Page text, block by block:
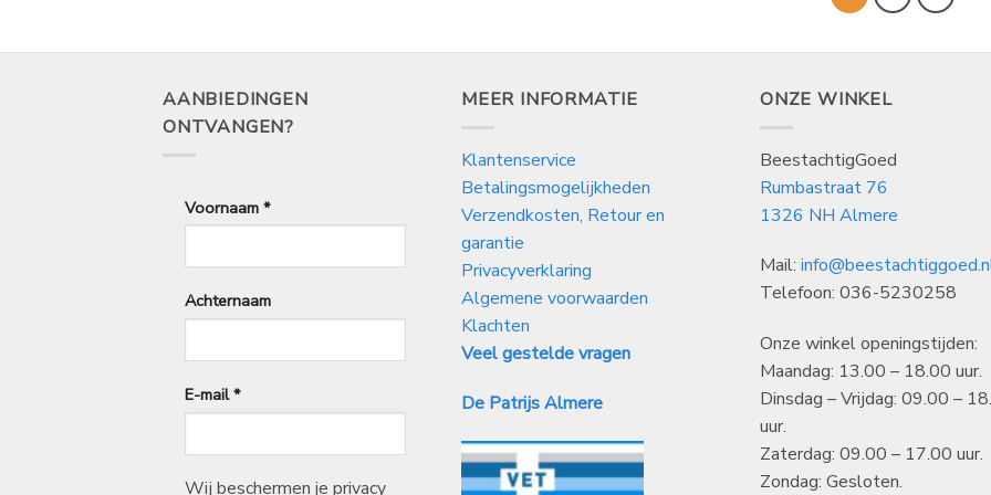
AANBIEDINGEN
ONTVANGEN?
Voornaam *
Achternaam
E-mail*
Wij beschermen je privacy
MEER INFORMATIE
Klantenservice
Betalingsmogelijkheden
Verzendkosten, Retour en
garantie
Privacyverklaring
Algemene voorwaarden
Klachten
Veel gestelde vragen
De Patrijs Almere
ONZE WINKEL
BeestachtigGoed
Rumbastraat 76
1326 NH Almere
Mail:
Telefoon: 036-5230258
Onze winkel openingstijden:
Maandag: 13.00 – 18.00 uur.
Dinsdag – Vrijdag: 09.00 –
uur.
Zaterdag: 09.00 – 17.00 uur.
Zondag: Gesloten.